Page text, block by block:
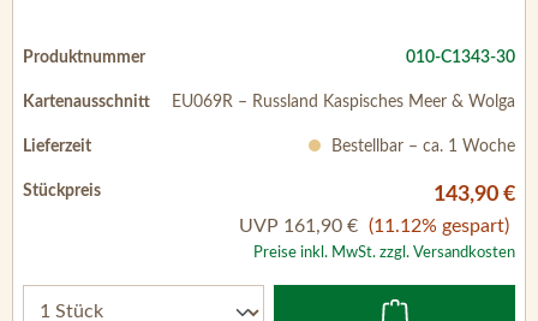
010-C1343-30
EU069R – Russland Kaspisches Meer & Wolga
Bestellbar – ca. 1 Woche
143,90 €
UVP 161,90 € (11.12% gespart)
Preise inkl. MwSt. zzgl. Versandkosten